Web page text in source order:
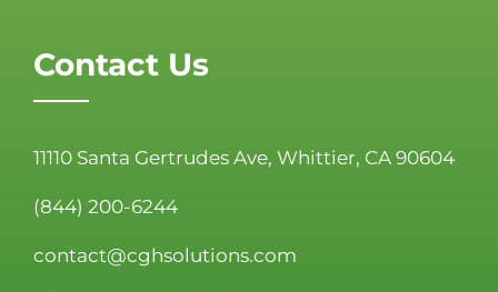
Contact Us
11110 Santa Gertrudes Ave, Whittier, CA 90604
(844) 200-6244
contact@cghsolutions.com